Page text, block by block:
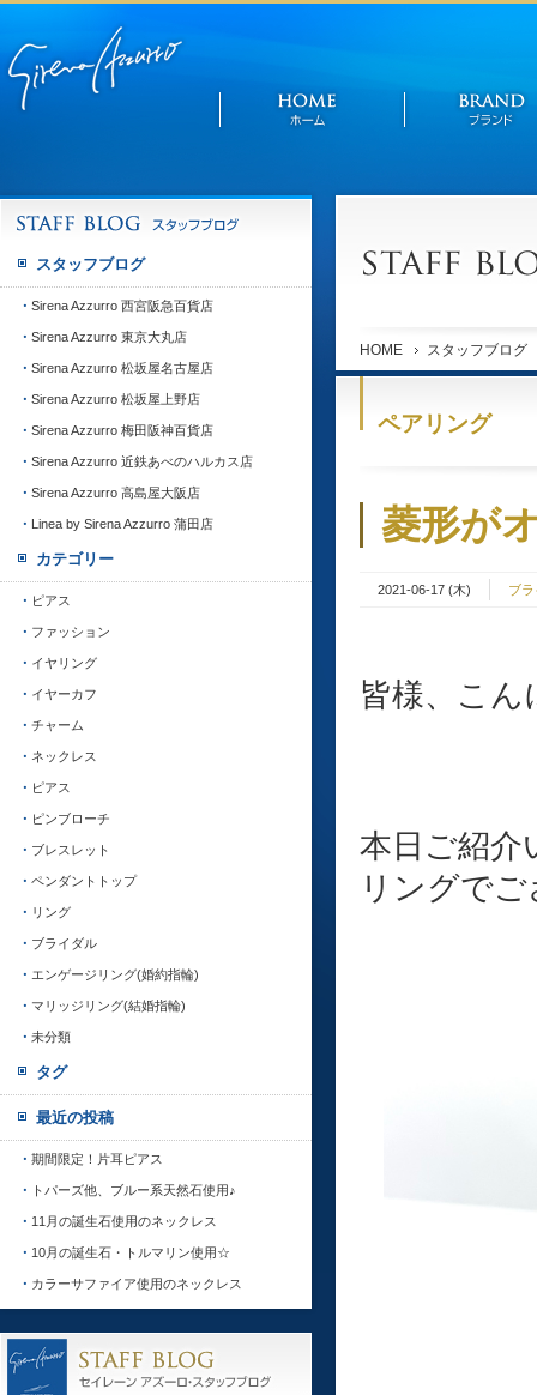
HOME スタッフブログ
ペアリング
菱形が
2021-06-17 (木) ブ
皆様、こん
本日ご紹介
リングで
スタッフブログ
Sirena Azzurro 西宮阪急百貨店
Sirena Azzurro 東京大丸店
Sirena Azzurro 松坂屋名古屋店
Sirena Azzurro 松坂屋上野店
Sirena Azzurro 梅田阪神百貨店
Sirena Azzurro 近鉄あべのハルカス店
Sirena Azzurro 高島屋大阪店
Linea by Sirena Azzurro 蒲田店
カテゴリー
ピアス
ファッション
イヤリング
イヤーカフ
チャーム
ネックレス
ピアス
ピンブローチ
ブレスレット
ペンダントトップ
リング
ブライダル
エンゲージリング(婚約指輪)
マリッジリング(結婚指輪)
未分類
タグ
最近の投稿
期間限定！片耳ピアス
トパーズ他、ブルー系天然石使用♪
11月の誕生石使用のネックレス
10月の誕生石・トルマリン使用☆
カラーサファイア使用のネックレス